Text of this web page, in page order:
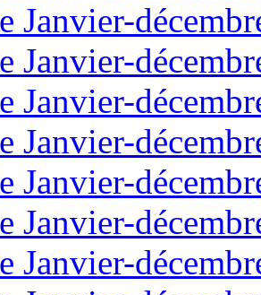
Janvier-
Janvier-
Janvier-
Janvier-
Janvier-
Janvier-
Janvier-